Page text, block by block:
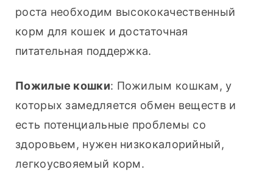
роста необходим высококачественный
корм для кошек и достаточная
питательная поддержка.
Пожилые кошки: Пожилым кошкам, у
которых замедляется обмен веществ и
есть потенциальные проблемы со
здоровьем, нужен низкокалорийный,
легкоусвояемый корм.